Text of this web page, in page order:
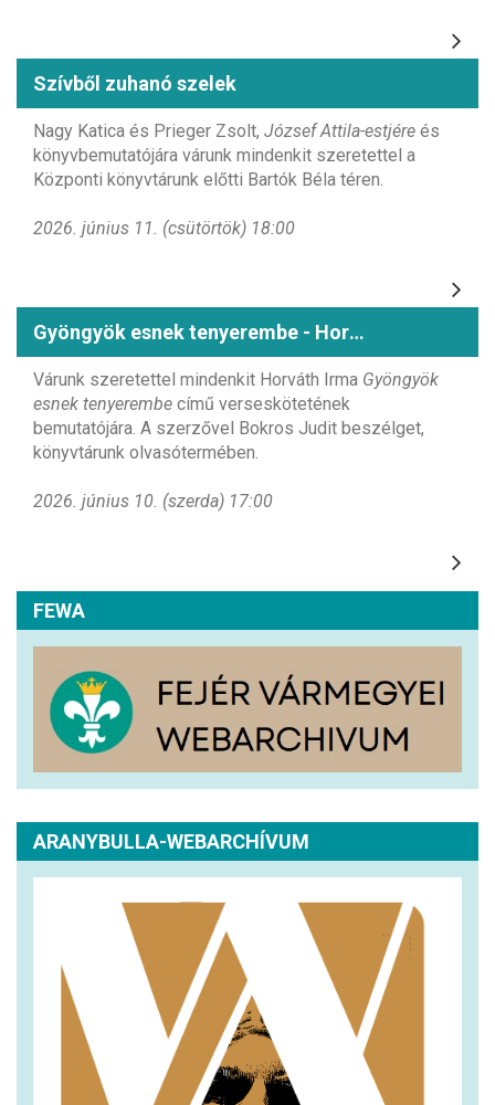
Szívből zuhanó szelek
Nagy Katica és Prieger Zsolt, József Attila-estjére és
könyvbemutatójára várunk mindenkit szeretettel a
Központi könyvtárunk előtti Bartók Béla téren.
2026. június 11. (csütörtök) 18:00
Gyöngyök esnek tenyerembe - Horváth Irma könyvbemutatója
Várunk szeretettel mindenkit Horváth Irma Gyöngyök
esnek tenyerembe című verseskötetének
bemutatójára. A szerzővel Bokros Judit beszélget,
könyvtárunk olvasótermében.
2026. június 10. (szerda) 17:00
FEWA
ARANYBULLA-WEBARCHÍVUM